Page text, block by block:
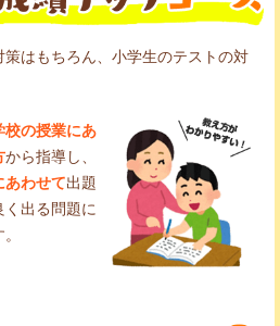
はもちろん、小学生のテストの対
校の授業にあ
から指導し、
あわせて出題
出る問題に